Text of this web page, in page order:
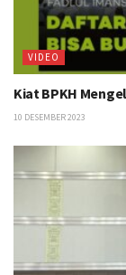
VIDEO
Kiat BPKH
10 DESEMBER 2023